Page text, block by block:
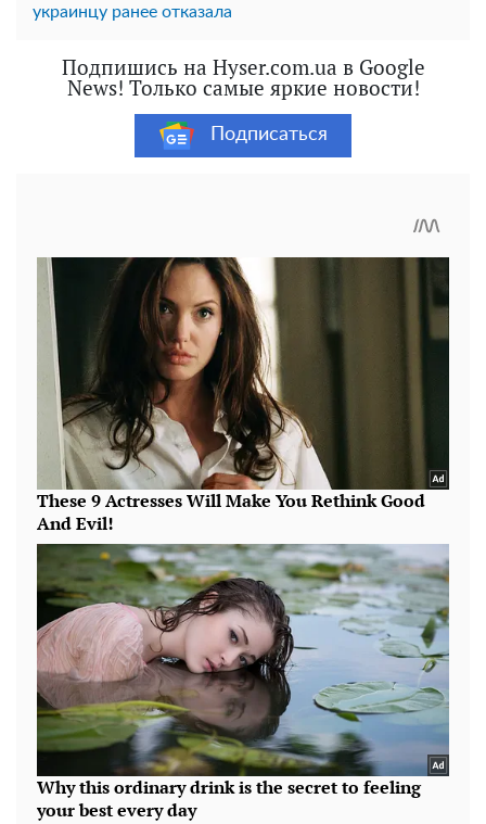
украинцу ранее отказала
Подпишись на Hyser.com.ua в Google
News! Только самые яркие новости!
Подписаться